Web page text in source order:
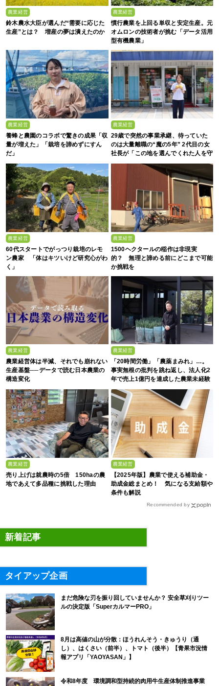
農業経営
鈴木農水大臣が選んだ“需要に応じた
生産”とは？ 増産の夢は潰えたのか
農業経営
慣行農業を上回る単収と安定生産。元
オムロンの技術者が挑む「データ活用
型有機農業」
農業経営
養蜂と農園のコラボで驚きの成果「収
量が増えた」「栽培を諦めずにすん
だ」
農業経営
29歳で突然の事業承継、待っていた
のは大量離職の“魔の5年” 2代目の女
社長が「この地を選んでくれた人を守
る」と誓った日
農業経営
60代スタートでがっつり栽培のレモ
ン農家 「体はキツいけど研究心がわ
く」
農業経営
1500ヘクタールの稲作は非現実
的？ 無理と諦める前にどこまで可能
か挑戦を
農業経営
農業経営体は半減、それでも崩れない
生産基盤──データで読む日本農業の
構造変化
農業経営
「20時間労働」「農薬まみれ」…。
事実無根の批判を跳ね返し、法人化2
年で売上1億円を達成した農業未経験
の若者たち
農業経営
売り上げは就農時の5倍 150haの農
地であえて多品種に挑戦した理由
農業経営
【2025年版】農業で使える補助金・
助成金総まとめ！ 気になる支給額や
条件も解説
Recommended by
新着記事
タイアップ企画
まだ危険な刃を振り回していませんか？ 安全草刈りツー
ルの決定版「SuperカルマーPRO」
8月は高値の山が分散：ほうれんそう・きゅうり（通
し）、はくさい（前半）、トマト（後半）【青果市況情
報アプリ「YAOYASAN」】
令和8年度 環境調和型持続的肉用牛生産体制推進事業